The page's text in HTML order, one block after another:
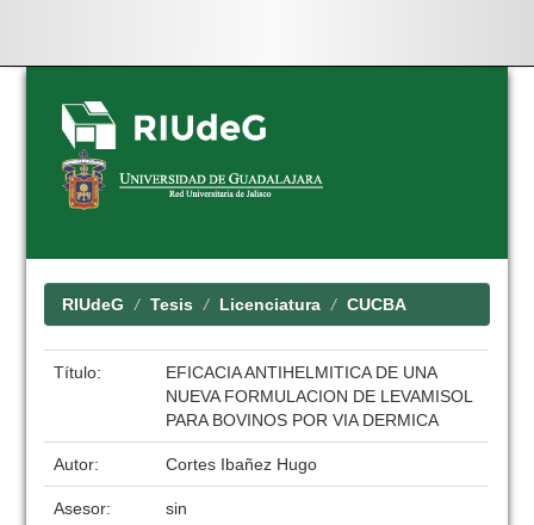
Skip
navigation
RIUdeG Tesis Licenciatura CUCBA
Título:
EFICACIA ANTIHELMITICA DE UNA
NUEVA FORMULACION DE LEVAMISOL
PARA BOVINOS POR VIA DERMICA
Autor: Cortes Ibañez Hugo
Asesor: sin